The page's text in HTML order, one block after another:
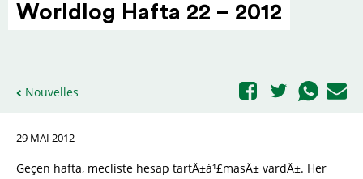
Worldlog Hafta 22 – 2012
Nouvelles
29 MAI 2012
Geçen hafta, mecliste hesap tartÄ±á¹£masÄ± vardÄ±. Her